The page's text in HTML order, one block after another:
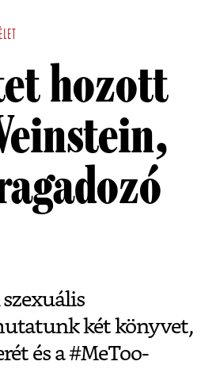
hozott
két könyvet,
és a #MeToo-